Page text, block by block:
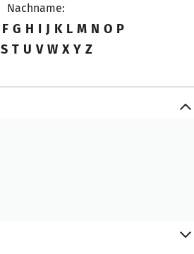
Nachname:
F G H I J K L M N O P
S T U V W X Y Z